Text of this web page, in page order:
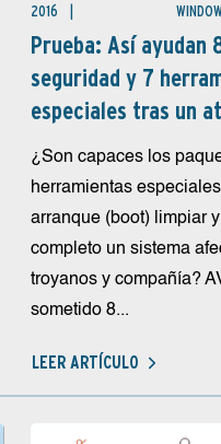
2016
Prueba: Así ayudan
seguridad y 7
especiales tras un
¿Son capaces los
herramientas
arranque (boot) limpiar
completo un sistema
troyanos y compañía?
sometido 8...
LEER ARTÍCULO